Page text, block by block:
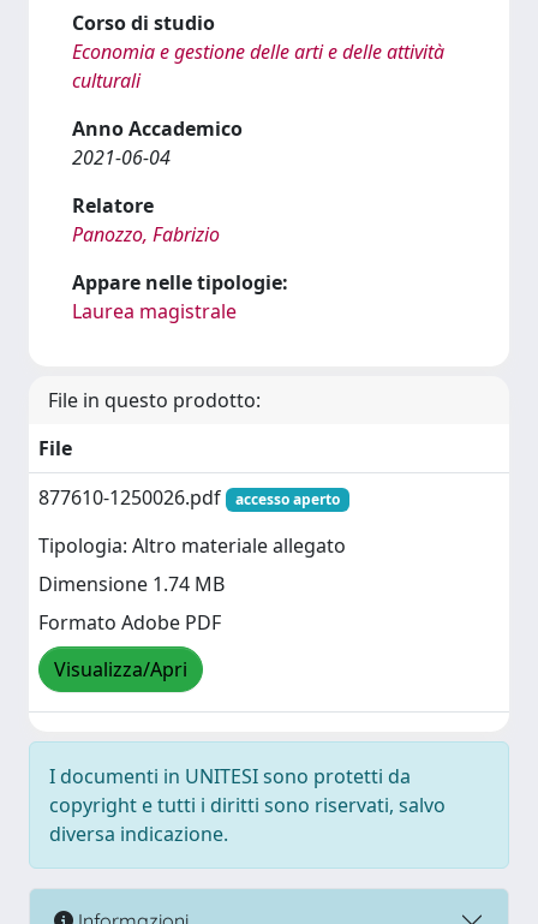
Corso di studio
Economia e gestione delle arti e delle attività
culturali
Anno Accademico
2021-06-04
Relatore
Panozzo, Fabrizio
Appare nelle tipologie:
Laurea magistrale
File in questo prodotto:
File
877610-1250026.pdf
accesso aperto
Tipologia: Altro materiale allegato
Dimensione 1.74 MB
Formato Adobe PDF
Visualizza/Apri
I documenti in UNITESI sono protetti da
copyright e tutti i diritti sono riservati, salvo
diversa indicazione.